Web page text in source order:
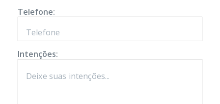
Telefone:
Intenções: